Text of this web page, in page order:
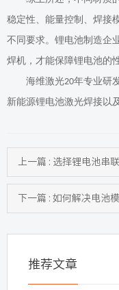
稳定性、能量控制、焊接
不同要求。锂电池制造企
焊机，才能保障锂电池的
海维激光20年专业研
新能源锂电池激光焊接以
推荐文章